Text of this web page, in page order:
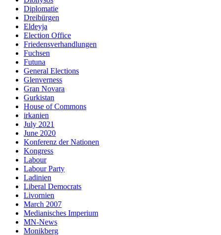
Diplomatie
Dreibürgen
Eldeyja
Election Office
Friedensverhandlungen
Fuchsen
Futuna
General Elections
Glenverness
Gran Novara
Gurkistan
House of Commons
irkanien
July 2021
June 2020
Konferenz der Nationen
Kongress
Labour
Labour Party
Ladinien
Liberal Democrats
Livornien
March 2007
Medianisches Imperium
MN-News
Monikberg